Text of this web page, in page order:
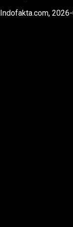
Indofakta.com,